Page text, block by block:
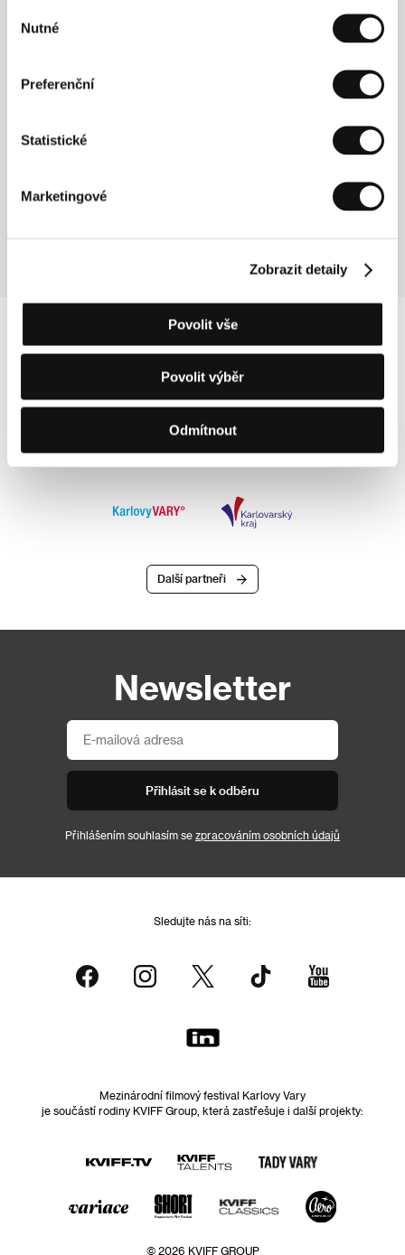
souhlasu
Nutné
Preferenční
Statistické
Marketingové
Zobrazit detaily
Povolit vše
Povolit výběr
Odmítnout
Známá neznámá
Na Tomovu narozeninovou party, pořádanou v útulném
s novou známostí Alicí. Půvabná žena okamžitě oslní
společnost duchaplností a vtipem, jen Tom však mlčky
zpracovávajícím téma identity jedince a jeho záměny, se
hlavních rolí výtečně zhostili Rachel Weiszová a Michael
Další partneři
Newsletter
Přihlásit se k odběru
Přihlášením souhlasím se zpracováním osobních údajů
Sledujte nás na síti:
Mezinárodní filmový festival Karlovy Vary
je součástí rodiny KVIFF Group, která zastřešuje i další projekty:
© 2026 KVIFF GROUP